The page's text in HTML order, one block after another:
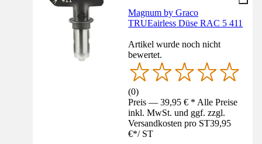
Magnum by Graco
TRUEairless Düse RAC 5 411
Artikel wurde noch nicht
bewertet.
(0)
Preis — 39,95 € * Alle Preise
inkl. MwSt. und ggf. zzgl.
Versandkosten pro ST39,95
€*/ ST